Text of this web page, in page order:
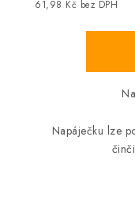
61,98 Kč bez DPH
Napáječku lze